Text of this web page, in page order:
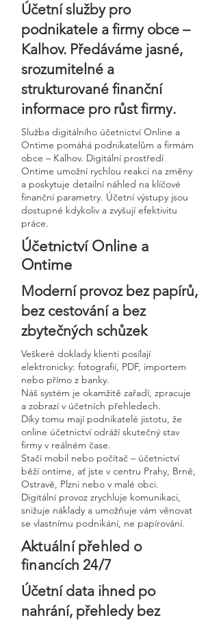
Účetní služby pro
podnikatele a firmy obce –
Kalhov. Předáváme jasné,
srozumitelné a
strukturované finanční
informace pro růst firmy.
Služba digitálního účetnictví Online a
Ontime pomáhá podnikatelům a firmám
obce – Kalhov. Digitální prostředí
Ontime umožní rychlou reakci na změny
a poskytuje detailní náhled na klíčové
finanční parametry. Účetní výstupy jsou
dostupné kdykoliv a zvyšují efektivitu
práce.
Účetnictví Online a
Ontime
Moderní provoz bez papírů,
bez cestování a bez
zbytečných schůzek
Veškeré doklady klienti posílají
elektronicky: fotografií, PDF, importem
nebo přímo z banky.
Náš systém je okamžitě zařadí, zpracuje
a zobrazí v účetních přehledech.
Díky tomu mají podnikatelé jistotu, že
online účetnictví odráží skutečný stav
firmy v reálném čase.
Stačí mobil nebo počítač – účetnictví
běží ontime, ať jste v centru Prahy, Brně,
Ostravě, Plzni nebo v malé obci.
Digitální provoz zrychluje komunikaci,
snižuje náklady a umožňuje vám věnovat
se vlastnímu podnikání, ne papírování.
Aktuální přehled o
financích 24/7
Účetní data ihned po
nahrání, přehledy bez